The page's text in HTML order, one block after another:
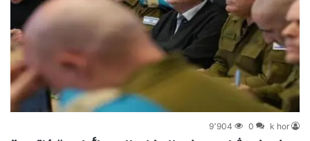
k hor
0 9٬904